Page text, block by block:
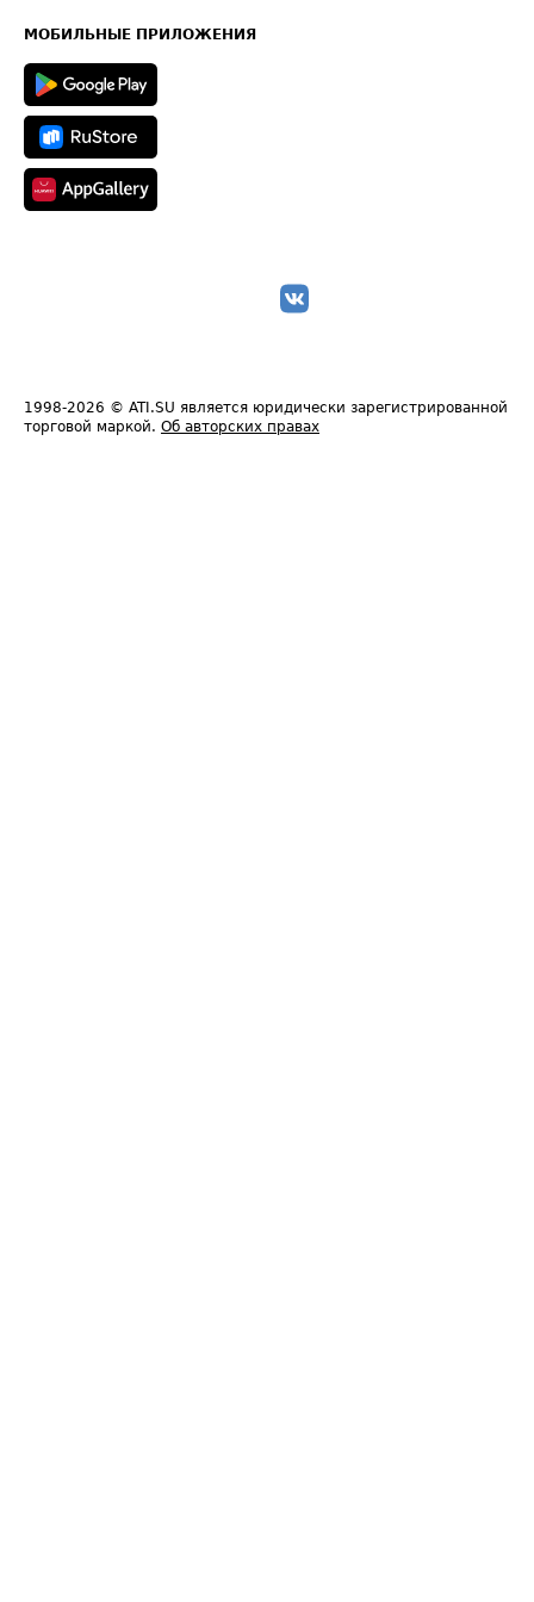
Техническая информация
МОБИЛЬНЫЕ ПРИЛОЖЕНИЯ
1998-2026 © ATI.SU является юридически зарегистрированной
торговой маркой. Об авторских правах